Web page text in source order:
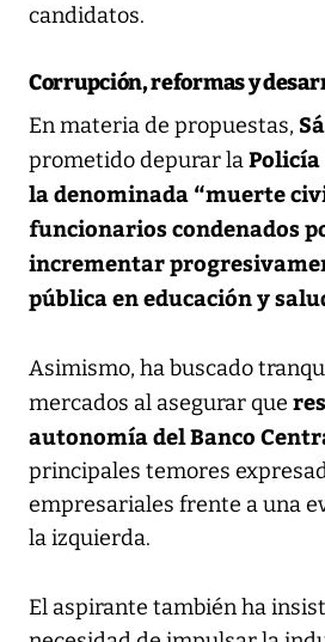
candidatos.
Corrupción, reformas y
En materia de propuestas,
prometido depurar la
la denominada “muerte
funcionarios condenados
incrementar
pública en educación y
Asimismo, ha buscado
mercados al asegurar que
autonomía del Banco
principales temores
empresariales frente a una
la izquierda.
El aspirante también ha